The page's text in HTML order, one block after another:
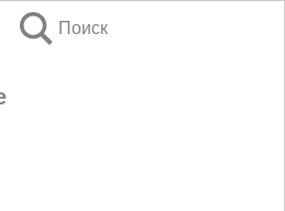
Поиск